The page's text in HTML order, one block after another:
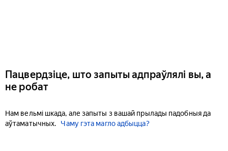
Пацвердзіце, што запыты адпраўлялі вы, а
не робат
Нам вельмі шкада, але запыты з вашай прылады падобныя да
аўтаматычных.
Чаму гэта магло адбыцца?